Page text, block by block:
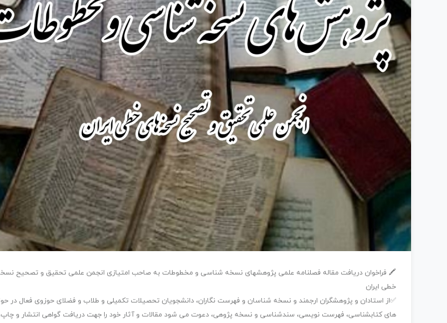
🖍 فراخوان دریافت مقاله فصلنامه علمی پژوهشهای نسخه شناسی و مخطوطات به صاحب امتیازی انجمن علمی تحقیق و تصحیح
خطی ایران
✅از استادان و پژوهشگران ارجمند و نسخه شناسان و فهرست نگاران، دانشجویان تحصیلات تکمیلی و طلاب و فضلای حوزوی فعال در
های کتابشناسی، فهرست نویسی، سندشناسی و نسخه پژوهی، دعوت می شود مقالات و آثار خود را جهت دریافت گواهی انتشار و